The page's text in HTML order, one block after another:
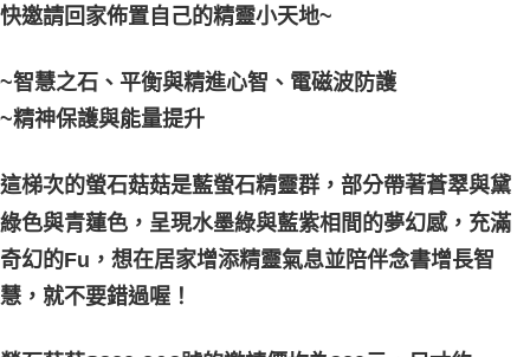
賣家宅配幫您送（台灣）
郵局幫你送（離島）
付款後門市自取
免運費
快邀請回家佈置自己的精靈小天地~
~智慧之石、平衡與精進心智、電磁波防護
~精神保護與能量提升
這梯次的螢石菇菇是藍螢石精靈群，部分帶著蒼翠與黛
綠色與青蓮色，呈現水墨綠與藍紫相間的夢幻感，充滿
奇幻的Fu，想在居家增添精靈氣息並陪伴念書增長智
慧，就不要錯過喔！